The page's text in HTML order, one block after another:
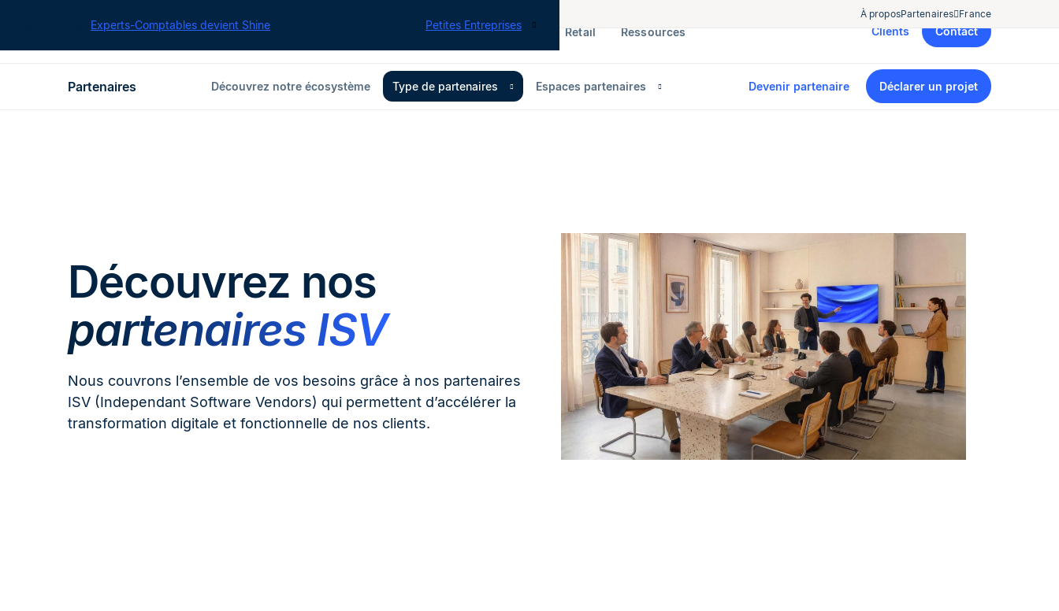
Experts-Comptables devient Shine Petites Entreprises
À proposPartenaires France
ERP Finance Retail Ressources Clients Contact
Partenaires Découvrez notre écosystème Type de partenaires Espaces partenaires Devenir partenaire Déclarer un projet
Découvrez nos
partenaires ISV
Nous couvrons l’ensemble de vos besoins grâce à nos partenaires
ISV (Independant Software Vendors) qui permettent d’accélérer la
transformation digitale et fonctionnelle de nos clients.